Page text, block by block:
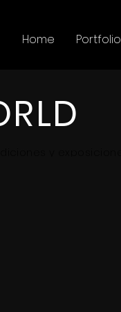
Home Portfolio